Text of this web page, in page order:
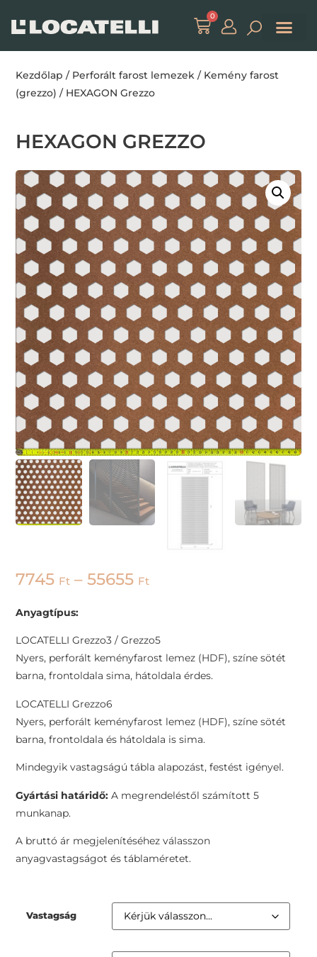
0
Kezdőlap / Perforált farost lemezek / Kemény farost
(grezzo) / HEXAGON Grezzo
HEXAGON GREZZO
7745 Ft – 55655 Ft
Anyagtípus:
LOCATELLI Grezzo3 / Grezzo5
Nyers, perforált keményfarost lemez (HDF), színe sötét
barna, frontoldala sima, hátoldala érdes.
LOCATELLI Grezzo6
Nyers, perforált keményfarost lemez (HDF), színe sötét
barna, frontoldala és hátoldala is sima.
Mindegyik vastagságú tábla alapozást, festést igényel.
Gyártási határidő: A megrendeléstől számított 5
munkanap.
A bruttó ár megjelenítéséhez válasszon
anyagvastagságot és táblaméretet.
Vastagság